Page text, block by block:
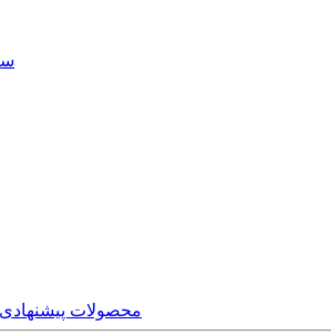
محصولات پیشنهادی